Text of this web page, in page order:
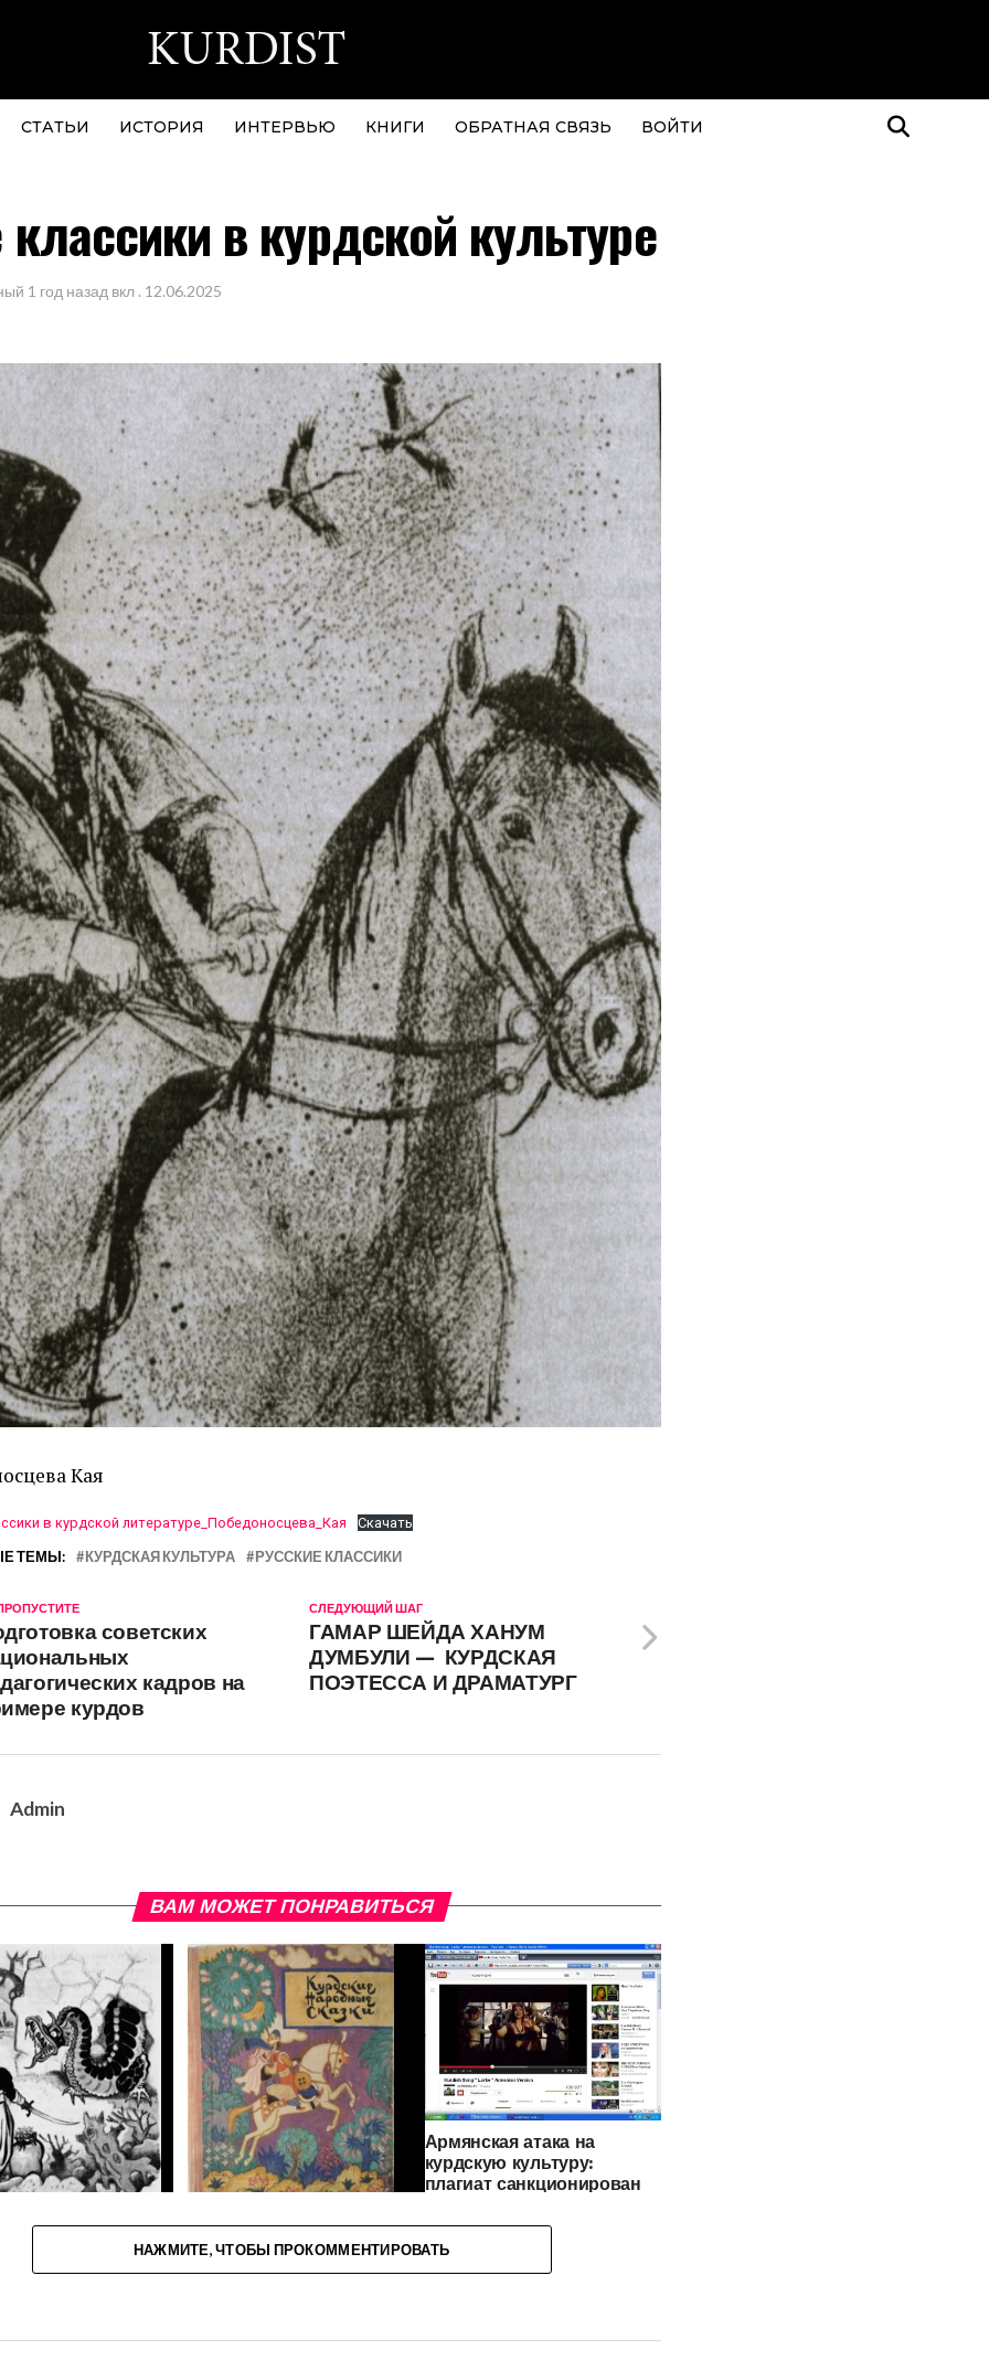
СТАТЬИ ИСТОРИЯ ИНТЕРВЬЮ КНИГИ ОБРАТНАЯ СВЯЗЬ ВОЙТИ
в курдской культуре
1 год назад вкл . 12.06.2025
Кая
в курдской литературе_Победоносцева_Кая Скачать
ТЕМЫ: КУРДСКАЯ КУЛЬТУРА РУССКИЕ КЛАССИКИ
СЛЕДУЮЩИЙ ШАГ
ГАМАР ШЕЙДА ХАНУМ
ДУМБУЛИ — КУРДСКАЯ
ПОЭТЕССА И ДРАМАТУРГ
советских
кадров на
курдов
Admin
ВАМ МОЖЕТ ПОНРАВИТЬСЯ
НАРОДНЫЕ
КУРДСКИЙ ФОЛЬКЛОР
КАК ОТРАЖЕНИЕ
НАЦИОНАЛЬНОГО
КУРДОВ(СКАЗКИ,
Армянская атака на
курдскую культуру:
плагиат санкционирован
НАЖМИТЕ, ЧТОБЫ ПРОКОММЕНТИРОВАТЬ